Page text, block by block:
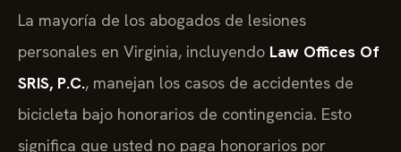
La mayoría de los abogados de lesiones
personales en Virginia, incluyendo Law Offices Of
SRIS, P.C., manejan los casos de accidentes de
bicicleta bajo honorarios de contingencia. Esto
significa que usted no paga honorarios por